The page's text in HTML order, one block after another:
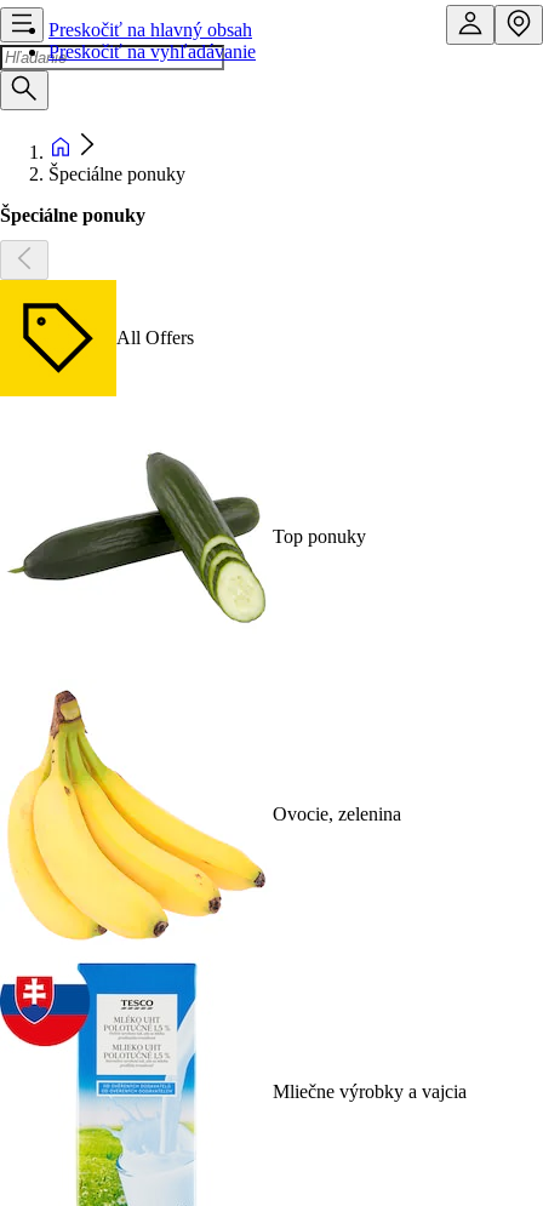
Preskočiť na hlavný obsah
Preskočiť na vyhľadávanie
Špeciálne ponuky
Špeciálne ponuky
All Offers
Top ponuky
Ovocie, zelenina
Mliečne výrobky a vajcia